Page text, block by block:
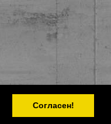
Согласен!